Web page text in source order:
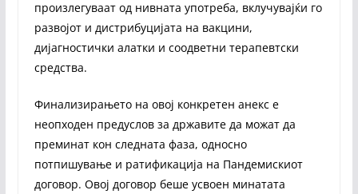
произлегуваат од нивната употреба, вклучувајќи го
развојот и дистрибуцијата на вакцини,
дијагностички алатки и соодветни терапевтски
средства.
Финализирањето на овој конкретен анекс е
неопходен предуслов за државите да можат да
преминат кон следната фаза, односно
потпишување и ратификација на Пандемискиот
договор. Овој договор беше усвоен минатата